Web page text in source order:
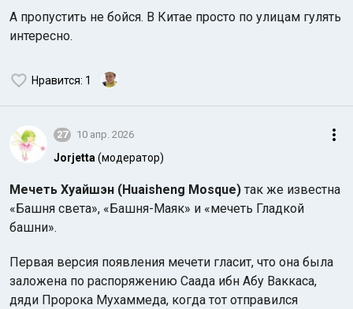
А пропустить не бойся. В Китае просто по улицам гулять
интересно.
Нравится: 1
27 10 апр. 2026
Jorjetta (модератор)
Мечеть Хуайшэн (Huaisheng Mosque) так же известна
«Башня света», «Башня-Маяк» и «мечеть Гладкой
башни».
Первая версия появления мечети гласит, что она была
заложена по распоряжению Саада ибн Абу Ваккаса,
дяди Пророка Мухаммеда, когда тот отправился